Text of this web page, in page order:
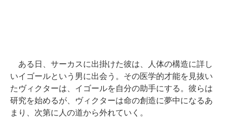
ある日、サーカスに出掛けた彼は、人体の構造に詳し
いイゴールという男に出会う。その医学的才能を見抜い
たヴィクターは、イゴールを自分の助手にする。彼らは
研究を始めるが、ヴィクターは命の創造に夢中になるあ
まり、次第に人の道から外れていく。